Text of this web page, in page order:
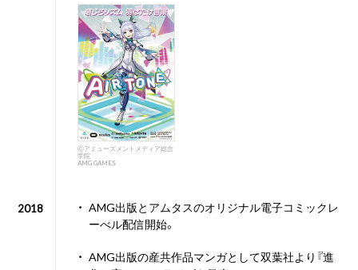
ⓒアミューズメントメディア総合
学院
AMG GAMES
2018 ・ AMG出版とアムタスのオリジナル電子コミックレ
ーべル配信開始。
・ AMG出版の産共作品マンガとして双葉社より『進